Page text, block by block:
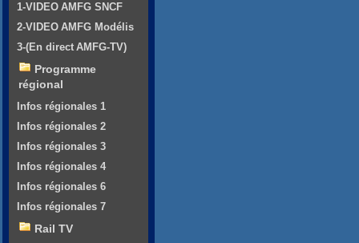
1-VIDEO AMFG SNCF
2-VIDEO AMFG Modélis
3-(En direct AMFG-TV)
Programme
régional
Infos régionales 1
Infos régionales 2
Infos régionales 3
Infos régionales 4
Infos régionales 6
Infos régionales 7
Rail TV